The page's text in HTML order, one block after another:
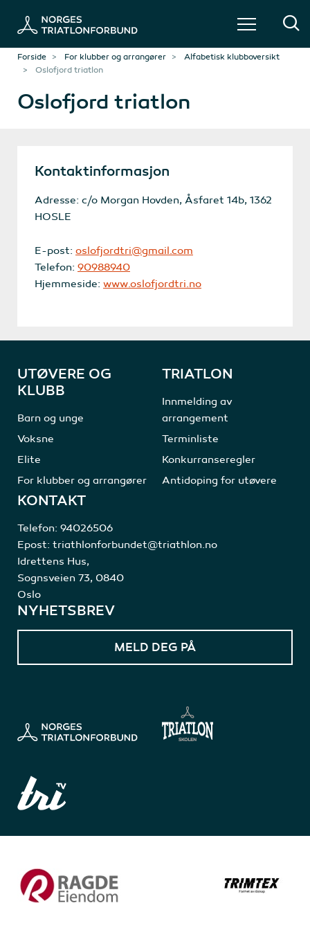
Forside For klubber og arrangører
Alfabetisk klubboversikt
Oslofjord triatlon
Oslofjord triatlon
Kontaktinformasjon
Adresse: c/o Morgan Hovden, Åsfaret 14b, 1362
HOSLE
E-post: oslofjordtri@gmail.com
Telefon: 90988940
Hjemmeside: www.oslofjordtri.no
UTØVERE OG
KLUBB
Barn og unge
Voksne
Elite
For klubber og arrangører
TRIATLON
Innmelding av
arrangement
Terminliste
Konkurranseregler
Antidoping for utøvere
KONTAKT
Telefon: 94026506
Epost: triathlonforbundet@triathlon.no
Idrettens Hus,
Sognsveien 73, 0840
Oslo
NYHETSBREV